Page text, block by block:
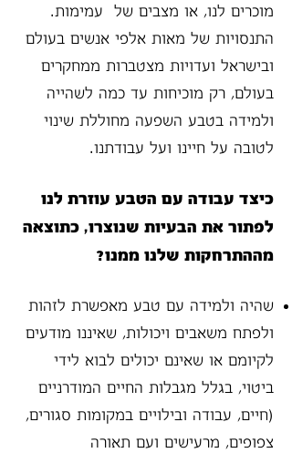
מוכרים לנו, או מצבים של עמימות.
התנסויות של מאות אלפי אנשים בעולם
ובישראל ועדויות מצטברות ממחקרים
בעולם, רק מוכיחות עד כמה לשהייה
ולמידה בטבע השפעה מחוללת שינוי
לטובה על חיינו ועל עבודתנו.
כיצד עבודה עם הטבע עוזרת לנו
לפתור את הבעיות שנוצרו, כתוצאה
מההתרחקות שלנו ממנו?
שהיה ולמידה עם טבע מאפשרת לזהות
ולפתח משאבים ויכולות, שאיננו מודעים
לקיומם או שאינם יכולים לבוא לידי
ביטוי, בגלל מגבלות החיים המודרניים
(חיים, עבודה ובילויים במקומות סגורים,
צפופים, מרעישים ועם תאורה